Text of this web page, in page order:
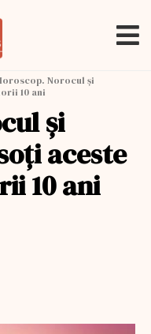
Norocul și
10 ani
și
aceste
10 ani